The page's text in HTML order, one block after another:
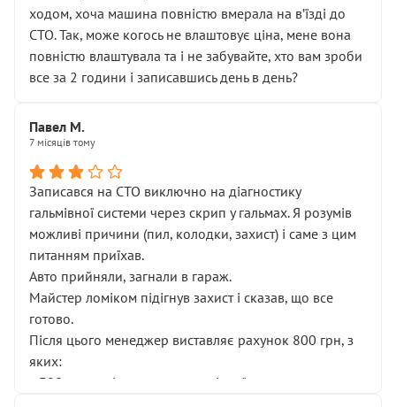
ходом, хоча машина повністю вмерала на вʼїзді до
СТО. Так, може когось не влаштовує ціна, мене вона
повністю влаштувала та і не забувайте, хто вам зроби
все за 2 години і записавшись день в день?
Павел М.
7 місяців тому
Записався на СТО виключно на діагностику
гальмівної системи через скрип у гальмах. Я розумів
можливі причини (пил, колодки, захист) і саме з цим
питанням приїхав.
Авто прийняли, загнали в гараж.
Майстер ломіком підігнув захист і сказав, що все
готово.
Після цього менеджер виставляє рахунок 800 грн, з
яких:
• 300 грн — діагностика гальмівної системи